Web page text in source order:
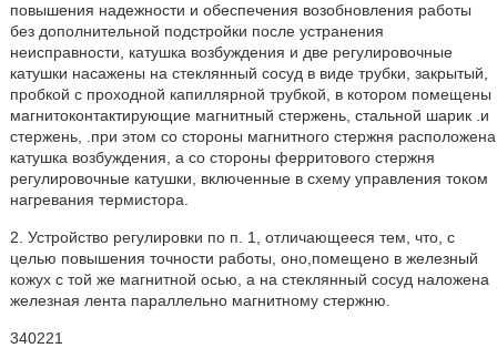
повышения надежности и обеспечения возобновления работы
без дополнительной подстройки после устранения
неисправности, катушка возбуждения и две регулировочные
катушки насажены на стеклянный сосуд в виде трубки, закрытый,
пробкой с проходной капиллярной трубкой, в котором помещены
магнитоконтактирующие магнитный стержень, стальной шарик .и
стержень, .при этом со стороны магнитного стержня расположена
катушка возбуждения, а со стороны ферритового стержня
регулировочные катушки, включенные в схему управления током
нагревания термистора.
2. Устройство регулировки по п. 1, отличающееся тем, что, с
целью повышения точности работы, оно,помещено в железный
кожух с той же магнитной осью, а на стеклянный сосуд наложена
железная лента параллельно магнитному стержню.
340221